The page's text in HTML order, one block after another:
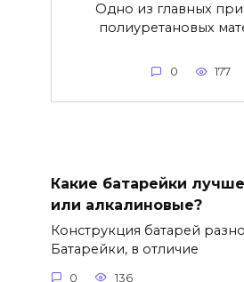
Одно из главных
полиуретановых
0 177
Какие батарейки
или алкалиновые?
Конструкция батарей
Батарейки, в отличие
0 136